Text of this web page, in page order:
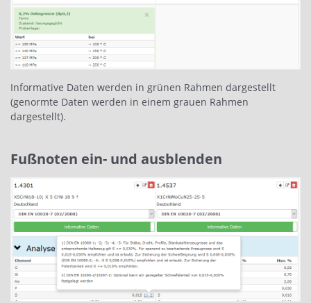
Informative Daten werden in grünen Rahmen dargestellt
(genormte Daten werden in einem grauen Rahmen
dargestellt).
Fußnoten ein- und ausblenden